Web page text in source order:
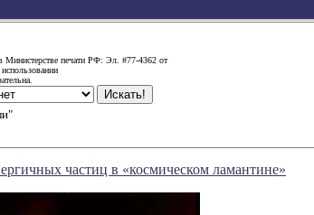
Министерстве печати РФ: Эл. #77-4362 от
частиц в «космическом ламантине»